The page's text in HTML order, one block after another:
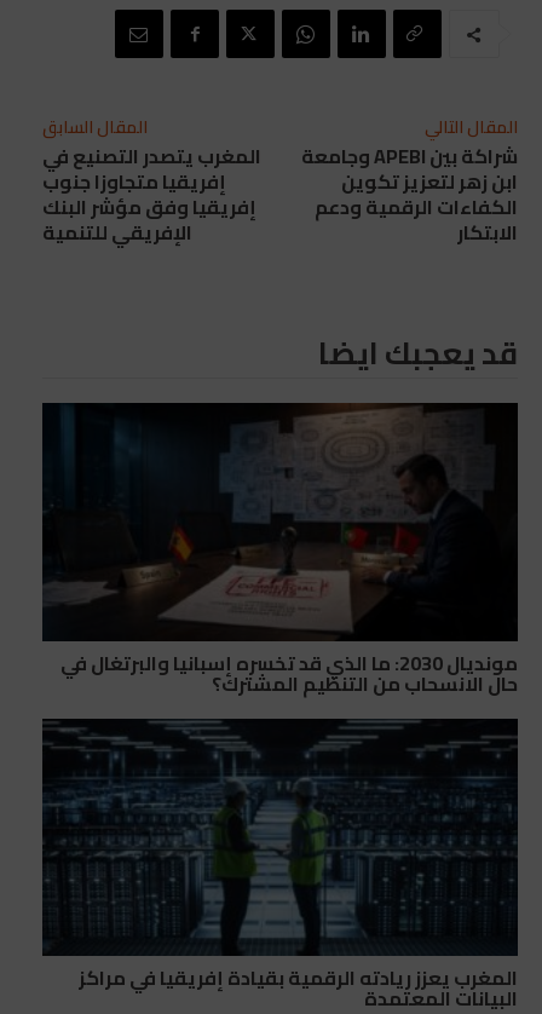
المقال السابق
المغرب يتصدر التصنيع في
إفريقيا متجاوزا جنوب
إفريقيا وفق مؤشر البنك
الإفريقي للتنمية
المقال التالي
شراكة بين APEBI وجامعة
ابن زهر لتعزيز تكوين
الكفاءات الرقمية ودعم
الابتكار
قد يعجبك ايضا
مونديال 2030: ما الذي قد تخسره إسبانيا والبرتغال في
حال الانسحاب من التنظيم المشترك؟
المغرب يعزز ريادته الرقمية بقيادة إفريقيا في مراكز
البيانات المعتمدة